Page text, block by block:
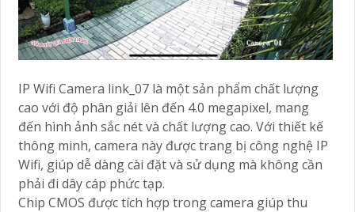
IP Wifi Camera link_07 là một sản phẩm chất lượng
cao với độ phân giải lên đến 4.0 megapixel, mang
đến hình ảnh sắc nét và chất lượng cao. Với thiết kế
thông minh, camera này được trang bị công nghệ IP
Wifi, giúp dễ dàng cài đặt và sử dụng mà không cần
phải đi dây cáp phức tạp.
Chip CMOS được tích hợp trong camera giúp thu